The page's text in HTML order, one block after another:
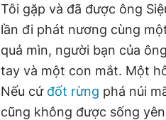
Tôi gặp và đã được ông
lần đi phát nương cùng
quả mìn, người bạn của
tay và một con mắt. Một
Nếu cứđốt rừng phá núi
cũng không được sống